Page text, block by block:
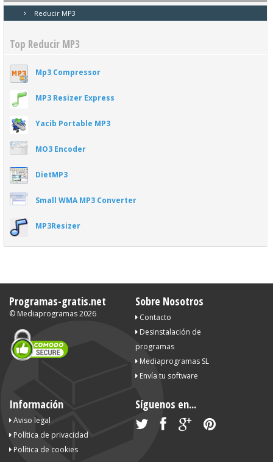
Reducir MP3
Top Reducir MP3
Mp3 Compressor
MP3 Resizer Express
Yacib Portable MP3
MO3 Encoder
DietMP3
Small WMA MP3 Converter
MP3Resizer
Programas-gratis.net
© Mediaprogramas2026
Sobre Nosotros
Contacto
Desinstalación de
programas
Mediaprogramas SL
Envía tu software
Información
Aviso legal
Política de privacidad
Política de cookies
Síguenos en...